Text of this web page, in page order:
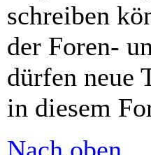
schreiben
der Foren-
dürfen neue
in diesem